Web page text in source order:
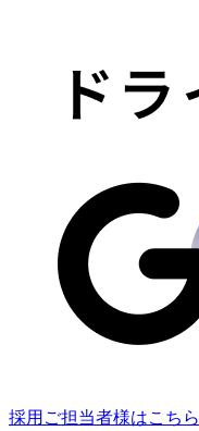
採用ご担当者様はこちら